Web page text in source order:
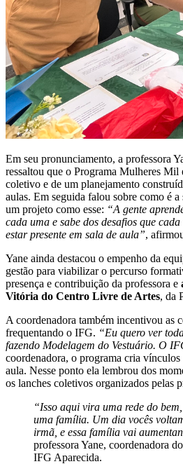
Em seu pronunciamento, a professora
ressaltou que o Programa Mulheres Mil
coletivo e de um planejamento
aulas. Em seguida falou sobre como é a
um projeto como esse: “A gente
cada uma e sabe dos desafios que
estar presente em sala de aula”,
Yane ainda destacou o empenho da
gestão para viabilizar o percurso
presença e contribuição da professora e
Vitória do Centro Livre de Artes, da
A coordenadora também incentivou as
frequentando o IFG. “Eu quero ver
fazendo Modelagem do Vestuário. O
coordenadora, o programa cria vínculos
aula. Nesse ponto ela lembrou dos
os lanches coletivos organizados pelas
“Isso aqui vira uma rede do
uma família. Um dia vocês
irmã, e essa família vai
professora Yane, coordenadora
IFG Aparecida.